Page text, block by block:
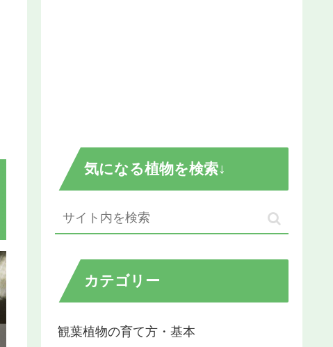
気になる植物を検索↓
カテゴリー
観葉植物の育て方・基本